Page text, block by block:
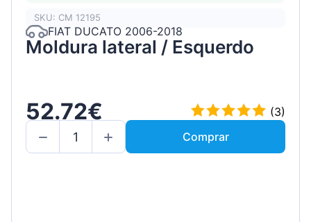
SKU: CM 12195
FIAT DUCATO 2006-2018
Moldura lateral / Esquerdo
52.72€
(3)
Comprar